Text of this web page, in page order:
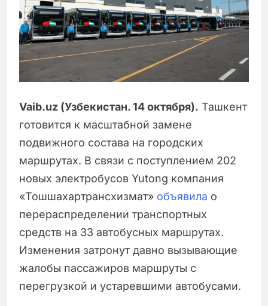
Vaib.uz (Узбекистан. 14 октября). Ташкент
готовится к масштабной замене
подвижного состава на городских
маршрутах. В связи с поступлением 202
новых электробусов Yutong компания
«Тошшахартрансхизмат» объявила о
перераспределении транспортных
средств на 33 автобусных маршрутах.
Изменения затронут давно вызывающие
жалобы пассажиров маршруты с
перегрузкой и устаревшими автобусами.